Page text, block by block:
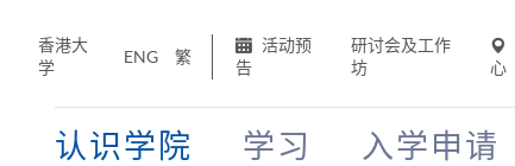
香港大
学
ENG 繁
活动预
告
研讨会及工作
坊
心
认识学院 学习 入学申请